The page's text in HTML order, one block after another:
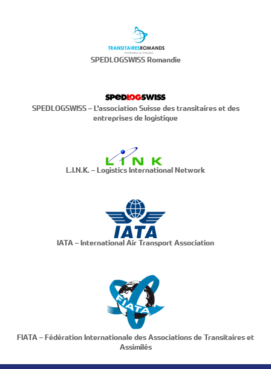
SPEDLOGSWISS Romandie
SPEDLOGSWISS – L'association Suisse des transitaires et des
entreprises de logistique
L.I.N.K. – Logistics International Network
IATA – International Air Transport Association
FIATA – Fédération Internationale des Associations de Transitaires et
Assimilés